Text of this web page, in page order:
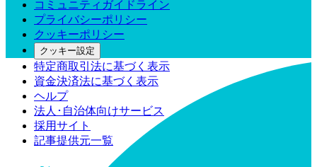
コミュニティガイドライン
プライバシーポリシー
クッキーポリシー
クッキー設定
特定商取引法に基づく表示
資金決済法に基づく表示
ヘルプ
法人･自治体向けサービス
採用サイト
記事提供元一覧